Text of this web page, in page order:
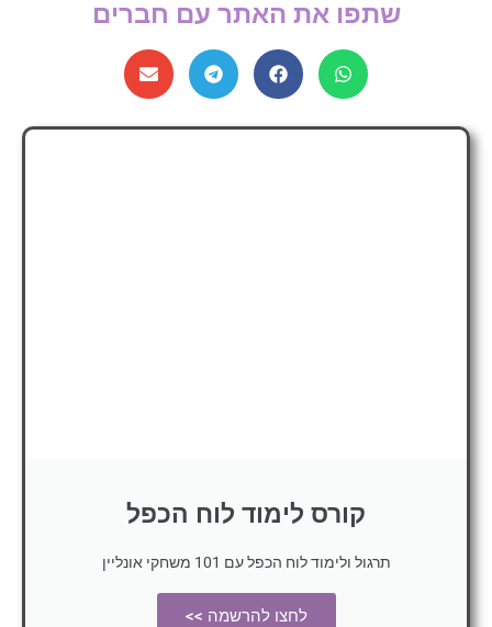
שתפו את האתר עם חברים
קורס לימוד לוח הכפל
תרגול ולימוד לוח הכפל עם 101 משחקי אונליין
לחצו להרשמה >>